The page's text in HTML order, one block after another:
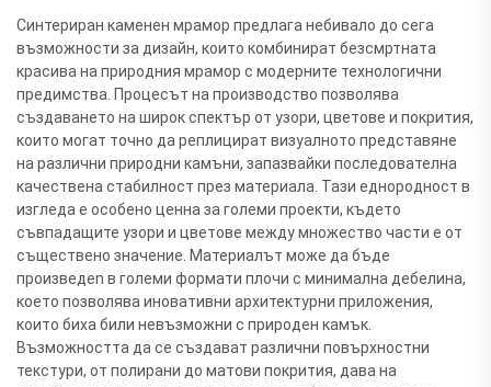
Синтериран каменен мрамор предлага небивало до сега
възможности за дизайн, които комбинират безсмртната
красива на природния мрамор с модерните технологични
предимства. Процесът на производство позволява
създаването на широк спектър от узори, цветове и покрития,
които могат точно да реплицират визуалното представяне
на различни природни камъни, запазвайки последователна
качествена стабилност през материалa. Тази еднородност в
изгледа е особено ценна за големи проекти, където
съвпадащите узори и цветове между множество части е от
съществено значение. Материалът може да бъде
произведen в големи формати плочи с минимална дебелина,
което позволява иновативни архитектурни приложения,
които биха били невъзможни с природен камък.
Възможността да се създават различни повърхностни
текстури, от полирани до матови покрития, дава на